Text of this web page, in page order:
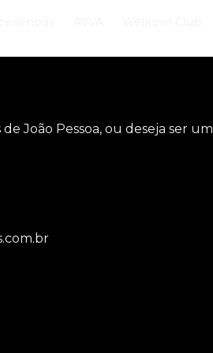
João Pessoa, ou deseja ser um